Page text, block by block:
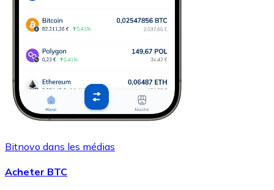
Bitnovo dans les médias
Acheter BTC